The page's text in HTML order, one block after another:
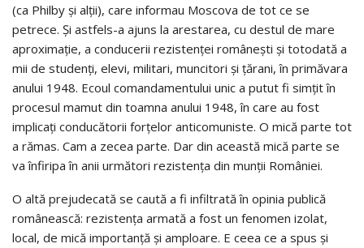
(ca Philby şi alţii), care informau Moscova de tot ce se
petrece. Şi astfels-a ajuns la arestarea, cu destul de mare
aproximaţie, a conducerii rezistenţei româneşti şi totodată a
mii de studenţi, elevi, militari, muncitori şi ţărani, în primăvara
anului 1948. Ecoul comandamentului unic a putut fi simţit în
procesul mamut din toamna anului 1948, în care au fost
implicaţi conducătorii forţelor anticomuniste. O mică parte tot
a rămas. Cam a zecea parte. Dar din această mică parte se
va înfiripa în anii următori rezistenţa din munţii României.
O altă prejudecată se caută a fi infiltrată în opinia publică
românească: rezistenţa armată a fost un fenomen izolat,
local, de mică importanţă şi amploare. E ceea ce a spus şi